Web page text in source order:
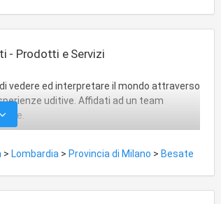
- Prodotti e Servizi
vedere ed interpretare il mondo attraverso
uditive. Affidati ad un team
> Lombardia > Provincia di Milano > Besate